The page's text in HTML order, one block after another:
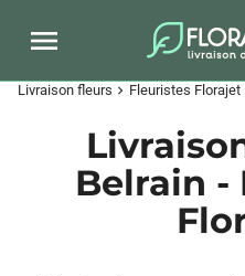
Livraison fleurs chevron_right Fleuristes Florajet
Belrain -